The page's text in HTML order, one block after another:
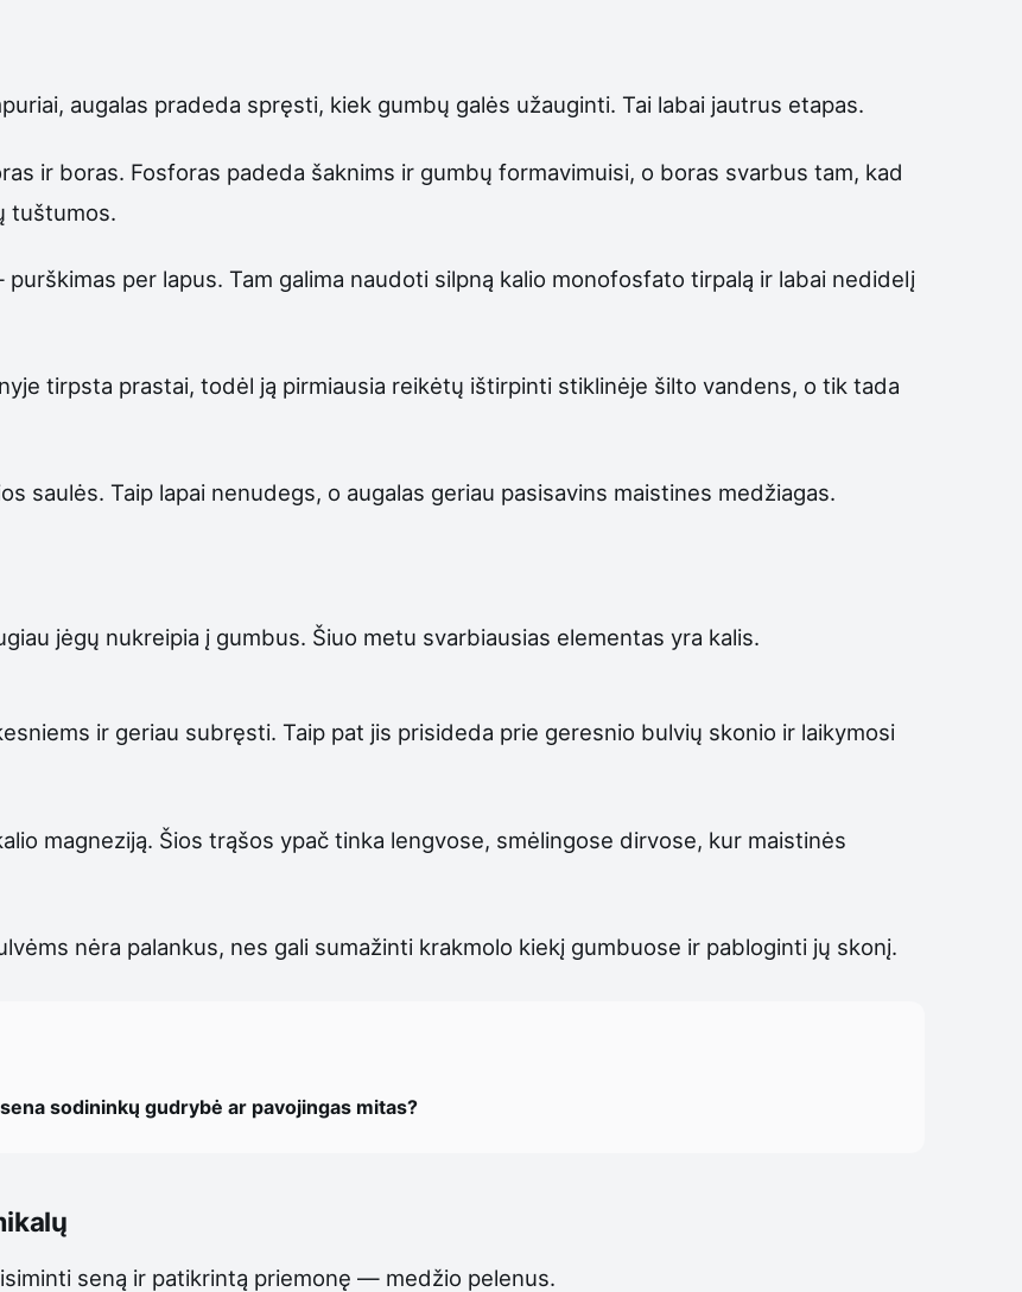
augalas pradeda spręsti, kiek gumbų galės užauginti. Tai labai jautrus etapas.
ir boras. Fosforas padeda šaknims ir gumbų formavimuisi, o boras svarbus tam, kad
tuštumos.
per lapus. Tam galima naudoti silpną kalio monofosfato tirpalą ir labai nedidelį
tirpsta prastai, todėl ją pirmiausia reikėtų ištirpinti stiklinėje šilto vandens, o tik tada
saulės. Taip lapai nenudegs, o augalas geriau pasisavins maistines medžiagas.
jėgų nukreipia į gumbus. Šiuo metu svarbiausias elementas yra kalis.
ir geriau subręsti. Taip pat jis prisideda prie geresnio bulvių skonio ir laikymosi
magneziją. Šios trąšos ypač tinka lengvose, smėlingose dirvose, kur maistinės
nėra palankus, nes gali sumažinti krakmolo kiekį gumbuose ir pabloginti jų skonį.
sodininkų gudrybė ar pavojingas mitas?
seną ir patikrintą priemonę — medžio pelenus.